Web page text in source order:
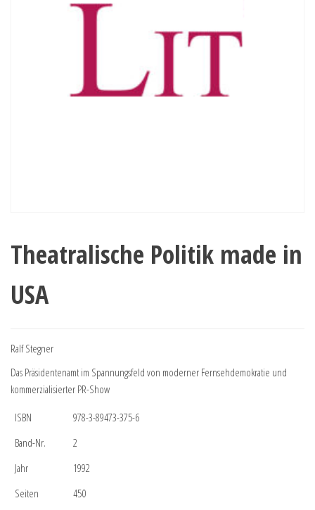
Theatralische Politik made in
USA
Ralf Stegner
Das Präsidentenamt im Spannungsfeld von moderner Fernsehdemokratie und
kommerzialisierter PR-Show
ISBN
978-3-89473-375-6
Band-Nr.
2
Jahr
1992
Seiten
450